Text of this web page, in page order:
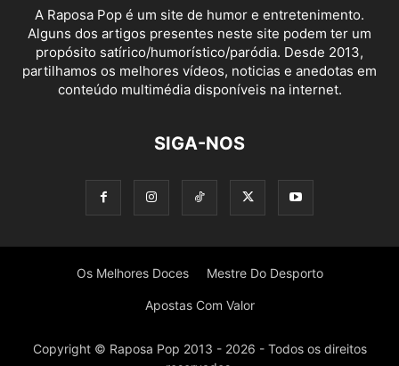
A Raposa Pop é um site de humor e entretenimento.
Alguns dos artigos presentes neste site podem ter um
propósito satírico/humorístico/paródia. Desde 2013,
partilhamos os melhores vídeos, noticias e anedotas em
conteúdo multimédia disponíveis na internet.
SIGA-NOS
Os Melhores Doces Mestre Do Desporto
Apostas Com Valor
Copyright © Raposa Pop 2013 - 2026 - Todos os direitos